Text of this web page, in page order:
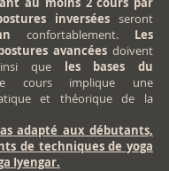
inverséesseront
confortablement. Les
avancées doivent
que les bases du
cours implique une
et théorique de la
adapté aux débutants,
de techniques de yoga
Iyengar.